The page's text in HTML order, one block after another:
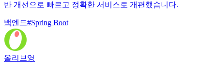
반 개선으로 빠르고 정확한 서비스로 개편했습니다.
백엔드#Spring Boot
올리브영